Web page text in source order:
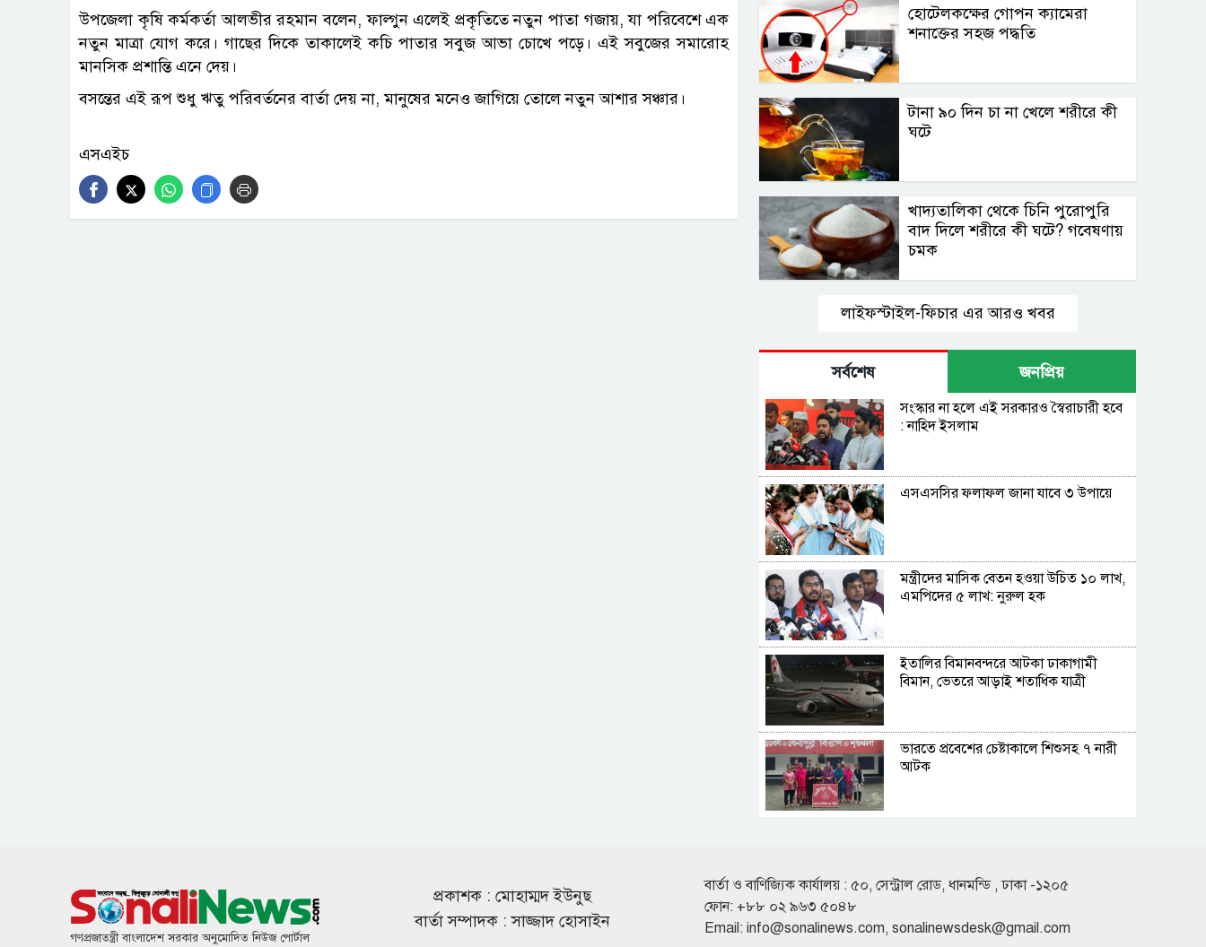
উপজেলা কৃষি কর্মকর্তা আলভীর রহমান বলেন, ফাল্গুন এলেই প্রকৃতিতে নতুন পাতা গজায়, যা পরিবেশে এক
নতুন মাত্রা যোগ করে। গাছের দিকে তাকালেই কচি পাতার সবুজ আভা চোখে পড়ে। এই সবুজের সমারোহ
মানসিক প্রশান্তি এনে দেয়।
বসন্তের এই রূপ শুধু ঋতু পরিবর্তনের বার্তা দেয় না, মানুষের মনেও জাগিয়ে তোলে নতুন আশার সঞ্চার।
এসএইচ
হোটেলকক্ষের গোপন ক্যামেরা
শনাক্তের সহজ পদ্ধতি
টানা ৯০ দিন চা না খেলে শরীরে কী
ঘটে
খাদ্যতালিকা থেকে চিনি পুরোপুরি
বাদ দিলে শরীরে কী ঘটে? গবেষণায়
চমক
লাইফস্টাইল-ফিচার এর আরও খবর
সর্বশেষ জনপ্রিয়
সংস্কার না হলে এই সরকারও স্বৈরাচারী হবে
: নাহিদ ইসলাম
এসএসসির ফলাফল জানা যাবে ৩ উপায়ে
মন্ত্রীদের মাসিক বেতন হওয়া উচিত ১০ লাখ,
এমপিদের ৫ লাখ: নুরুল হক
ইতালির বিমানবন্দরে আটকা ঢাকাগামী
বিমান, ভেতরে আড়াই শতাধিক যাত্রী
ভারতে প্রবেশের চেষ্টাকালে শিশুসহ ৭ নারী
আটক
সাকিবের দেশে ফেরার কোনো সুযোগ নেই:
ক্রীড়া প্রতিমন্ত্রী
গণপ্রজাতন্ত্রী বাংলাদেশ সরকার অনুমোদিত নিউজ পোর্টাল
প্রকাশক : মোহাম্মদ ইউনুছ
বার্তা সম্পাদক : সাজ্জাদ হোসাইন
বার্তা ও বাণিজ্যিক কার্যালয় : ৫০, সেন্ট্রাল রোড, ধানমন্ডি , ঢাকা -১২০৫
ফোন: +৮৮ ০২ ৯৬৩ ৫০৪৮
Email: info@sonalinews.com, sonalinewsdesk@gmail.com